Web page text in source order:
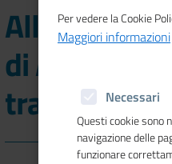
Alla
di Agrigento
transizione
Per vedere la Cookie
Maggiori informazioni
Necessari
Questi cookie sono
navigazione delle
funzionare